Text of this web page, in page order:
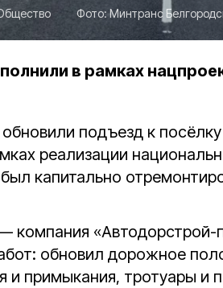
Фото:Минтранс
в рамках
подъезд к
реализации
капитально
компания
обновил дорожное
и примыкания, тротуары